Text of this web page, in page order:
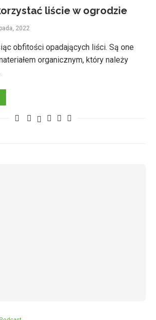
liście w ogrodzie
2022
obfitości opadających liści. Są one
organicznym, który należy